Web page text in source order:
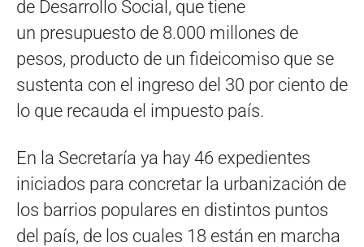
de Desarrollo Social, que tiene
un presupuesto de 8.000 millones de
pesos, producto de un fideicomiso que se
sustenta con el ingreso del 30 por ciento de
lo que recauda el impuesto país.
En la Secretaría ya hay 46 expedientes
iniciados para concretar la urbanización de
los barrios populares en distintos puntos
del país, de los cuales 18 están en marcha